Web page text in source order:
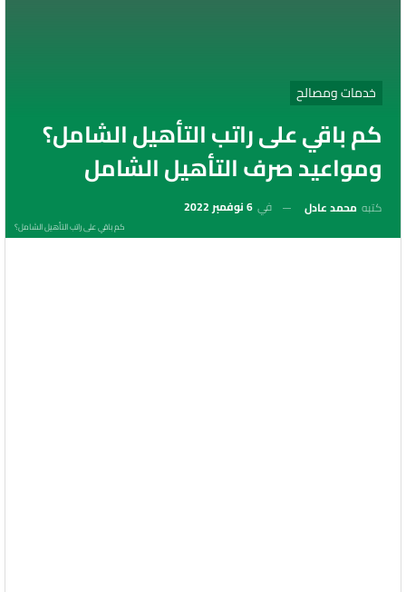
خدمات ومصالح
كم باقي على راتب التأهيل الشامل؟
ومواعيد صرف التأهيل الشامل
كتبه محمد عادل في 6 نوفمبر 2022
كم باقي على راتب التأهيل الشامل؟